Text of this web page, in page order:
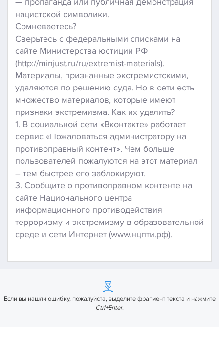
нацистской символики.
Сомневаетесь?
Сверьтесь с федеральными списками на
сайте Министерства юстиции РФ
(http://minjust.ru/ru/extremist-materials).
Материалы, признанные экстремистскими,
удаляются по решению суда. Но в сети есть
множество материалов, которые имеют
признаки экстремизма. Как их удалить?
1. В социальной сети «Вконтакте» работает
сервис «Пожаловаться администратору на
противоправный контент». Чем больше
пользователей пожалуются на этот материал
– тем быстрее его заблокируют.
3. Сообщите о противоправном контенте на
сайте Национального центра
информационного противодействия
терроризму и экстремизму в образовательной
среде и сети Интернет (www.нцпти.рф).
Если вы нашли ошибку, пожалуйста, выделите фрагмент текста и нажмите
Ctrl+Enter.